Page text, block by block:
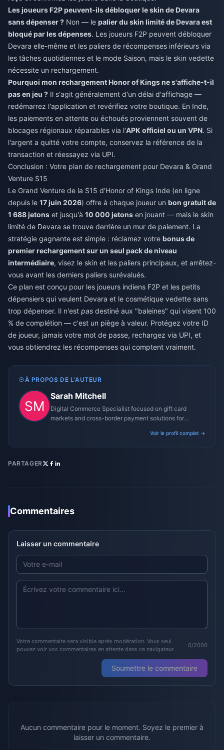
Les joueurs F2P peuvent-ils débloquer le skin de Devara
sans dépenser ? Non — le palier du skin limité de Devara est
bloqué par les dépenses. Les joueurs F2P peuvent débloquer
Devara elle-même et les paliers de récompenses inférieurs via
les tâches quotidiennes et le mode Saison, mais le skin vedette
nécessite un rechargement.
Pourquoi mon rechargement Honor of Kings ne s'affiche-t-il
pas en jeu ? Il s'agit généralement d'un délai d'affichage —
redémarrez l'application et revérifiez votre boutique. En Inde,
les paiements en attente ou échoués proviennent souvent de
blocages régionaux réparables via l'APK officiel ou un VPN. Si
l'argent a quitté votre compte, conservez la référence de la
transaction et réessayez via UPI.
Conclusion : Votre plan de rechargement pour Devara & Grand
Venture S15
Le Grand Venture de la S15 d'Honor of Kings Inde (en ligne
depuis le 17 juin 2026) offre à chaque joueur un bon gratuit de
1 688 jetons et jusqu'à 10 000 jetons en jouant — mais le skin
limité de Devara se trouve derrière un mur de paiement. La
stratégie gagnante est simple : réclamez votre bonus de
premier rechargement sur un seul pack de niveau
intermédiaire, visez le skin et les paliers principaux, et arrêtez-
vous avant les derniers paliers surévalués.
Ce plan est conçu pour les joueurs indiens F2P et les petits
dépensiers qui veulent Devara et le cosmétique vedette sans
trop dépenser. Il n'est pas destiné aux "baleines" qui visent 100
% de complétion — c'est un piège à valeur. Protégez votre ID
de joueur, jamais votre mot de passe, rechargez via UPI, et
vous obtiendrez les récompenses qui comptent vraiment.
À PROPOS DE L'AUTEUR
Sarah Mitchell
Digital Commerce Specialist focused on gift card
markets and cross-border payment solutions for
Voir le profil complet →
PARTAGER
Commentaires
Laisser un commentaire
Votre commentaire sera visible après modération. Vous seul
pouvez voir vos commentaires en attente dans ce navigateur.
0/2000
Soumettre le commentaire
Aucun commentaire pour le moment. Soyez le premier à
laisser un commentaire.